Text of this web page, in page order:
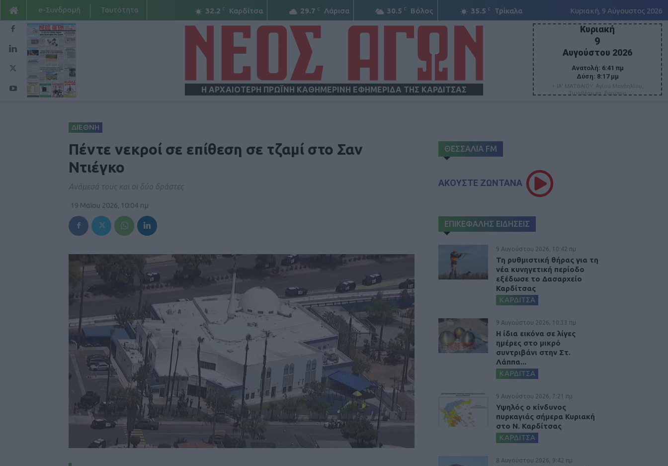
32.2 C Καρδίτσα 29.7 C Λάρισα 30.5 C Βόλος 35.5 C Τρίκαλα Κυριακή, 9 Αύγουστος 2026
e-Συνδρομή Ταυτότητα
Η ΑΡΧΑΙΟΤΕΡΗ ΠΡΩΪΝΗ ΚΑΘΗΜΕΡΙΝΗ ΕΦΗΜΕΡΙΔΑ ΤΗΣ ΚΑΡΔΙΤΣΑΣ
Κυριακή
9
Αυγούστου 2026
Ανατολή: 6:41 πμ
Δύση: 8:17 μμ
+ ΙΑ' ΜΑΤΘΑΙΟΥ. Αγίου Μανδηλίου,
Τιμοθέου επ. Ευρίπου
ΔΙΕΘΝΗ
Πέντε νεκροί σε επίθεση σε τζαμί στο Σαν
Ντιέγκο
Aνάμεσά τους και οι δύο δράστες
19 Μαΐου 2026, 10:04 πμ
ΘΕΣΣΑΛΙΑ FM
ΑΚΟΥΣΤΕ ΖΩΝΤΑΝΑ
ΕΠΙΚΕΦΑΛΗΣ ΕΙΔΗΣΕΙΣ
9 Αυγούστου 2026, 10:42 πμ
Τη ρυθμιστική θήρας για τη
νέα κυνηγετική περίοδο
εξέδωσε το Δασαρχείο
Καρδίτσας
ΚΑΡΔΙΤΣΑ
9 Αυγούστου 2026, 10:33 πμ
Η ίδια εικόνα σε λίγες
ημέρες στο μικρό
συντριβάνι στην Στ.
Λάππα...
ΚΑΡΔΙΤΣΑ
9 Αυγούστου 2026, 7:21 πμ
Υψηλός ο κίνδυνος
πυρκαγιάς σήμερα Κυριακή
στο Ν. Καρδίτσας
ΚΑΡΔΙΤΣΑ
8 Αυγούστου 2026, 9:42 πμ